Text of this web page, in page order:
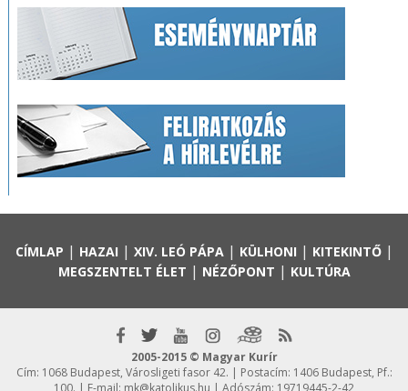
CÍMLAP | HAZAI | XIV. LEÓ PÁPA| KÜLHONI | KITEKINTŐ|
MEGSZENTELT ÉLET | NÉZŐPONT | KULTÚRA
2005-2015 © Magyar Kurír
Cím: 1068 Budapest, Városligeti fasor 42. | Postacím: 1406 Budapest, Pf.:
100. | E-mail: mk@katolikus.hu | Adószám: 19719445-2-42